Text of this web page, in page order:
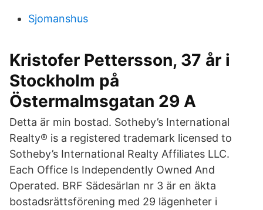
Sjomanshus
Kristofer Pettersson, 37 år i
Stockholm på
Östermalmsgatan 29 A
Detta är min bostad. Sotheby’s International
Realty® is a registered trademark licensed to
Sotheby’s International Realty Affiliates LLC.
Each Office Is Independently Owned And
Operated. BRF Sädesärlan nr 3 är en äkta
bostadsrättsförening med 29 lägenheter i